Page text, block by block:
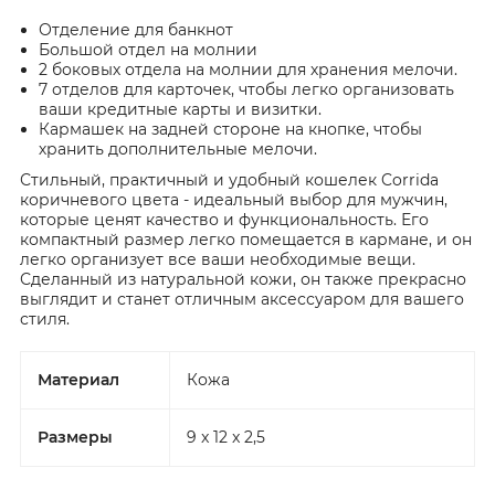
Отделение для банкнот
Большой отдел на молнии
2 боковых отдела на молнии для хранения мелочи.
7 отделов для карточек, чтобы легко организовать
ваши кредитные карты и визитки.
Кармашек на задней стороне на кнопке, чтобы
хранить дополнительные мелочи.
Стильный, практичный и удобный кошелек Corrida
коричневого цвета - идеальный выбор для мужчин,
которые ценят качество и функциональность. Его
компактный размер легко помещается в кармане, и он
легко организует все ваши необходимые вещи.
Сделанный из натуральной кожи, он также прекрасно
выглядит и станет отличным аксессуаром для вашего
стиля.
Материал Кожа
Размеры 9 x 12 x 2,5